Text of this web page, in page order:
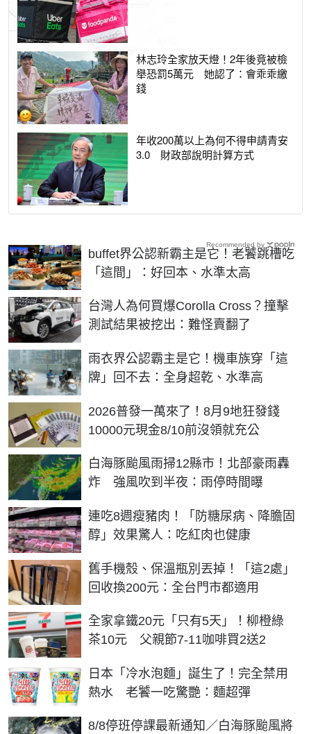
林志玲全家放天燈！2年後竟被檢
舉恐罰5萬元 她認了：會乖乖繳
錢
年收200萬以上為何不得申請青安
3.0 財政部說明計算方式
buffet界公認新霸主是它！老饕跳槽吃
「這間」：好回本、水準太高
台灣人為何買爆Corolla Cross？撞擊
測試結果被挖出：難怪賣翻了
雨衣界公認霸主是它！機車族穿「這
牌」回不去：全身超乾、水準高
2026普發一萬來了！8月9地狂發錢
10000元現金8/10前沒領就充公
白海豚颱風雨掃12縣市！北部豪雨轟
炸 強風吹到半夜：雨停時間曝
連吃8週瘦豬肉！「防糖尿病、降膽固
醇」效果驚人：吃紅肉也健康
舊手機殼、保溫瓶別丟掉！「這2處」
回收換200元：全台門市都適用
全家拿鐵20元「只有5天」！柳橙綠
茶10元 父親節7-11咖啡買2送2
日本「冷水泡麵」誕生了！完全禁用
熱水 老饕一吃驚艷：麵超彈
8/8停班停課最新通知／白海豚颱風將
Recommended by